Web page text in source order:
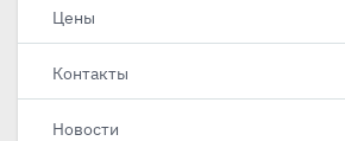
Цены
Контакты
Новости